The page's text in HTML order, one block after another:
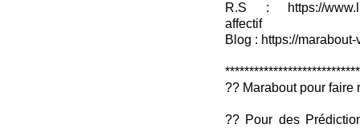
R.S : https://
affectif
Blog : https://
?? Marabout pour faire
?? Pour des